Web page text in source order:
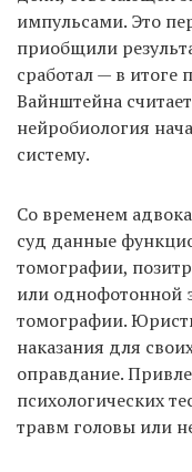
импульсами. Это
приобщили
сработал — в итоге
Вайнштейна
нейробиология
систему.
Со временем
суд данные
томографии,
или однофотонной
томографии.
наказания для
оправдание.
психологических
травм головы или